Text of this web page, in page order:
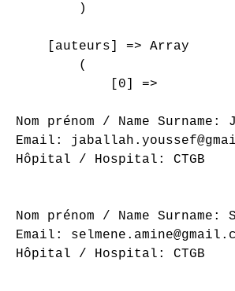
        )
    [auteurs] => Array
        (
            [0] =>
Nom prénom / Name
Email:
Hôpital / Hospital: CTGB
Nom prénom / Name Surname:
Email:
Hôpital / Hospital: CTGB